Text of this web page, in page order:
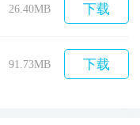
26.40MB 下载
91.73MB 下载